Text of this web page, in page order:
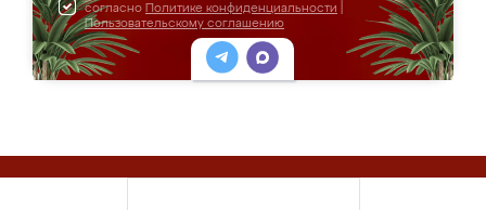
согласно Политике конфиденциальности
Пользовательскому соглашению